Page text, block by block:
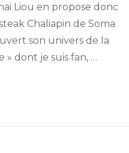
Thai
Liou
Liou en propose donc
Chaliapin de Soma
son univers de la
» dont je suis fan, …